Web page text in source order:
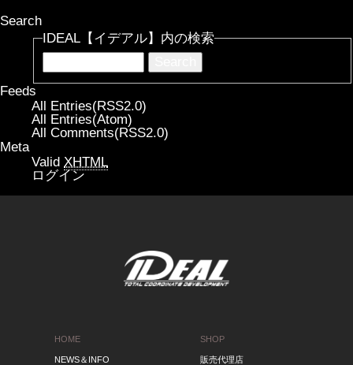
Search
IDEAL【イデアル】内の検索
Feeds
All Entries(RSS2.0)
All Entries(Atom)
All Comments(RSS2.0)
Meta
Valid XHTML
ログイン
HOME
NEWS＆INFO
SHOP
販売代理店